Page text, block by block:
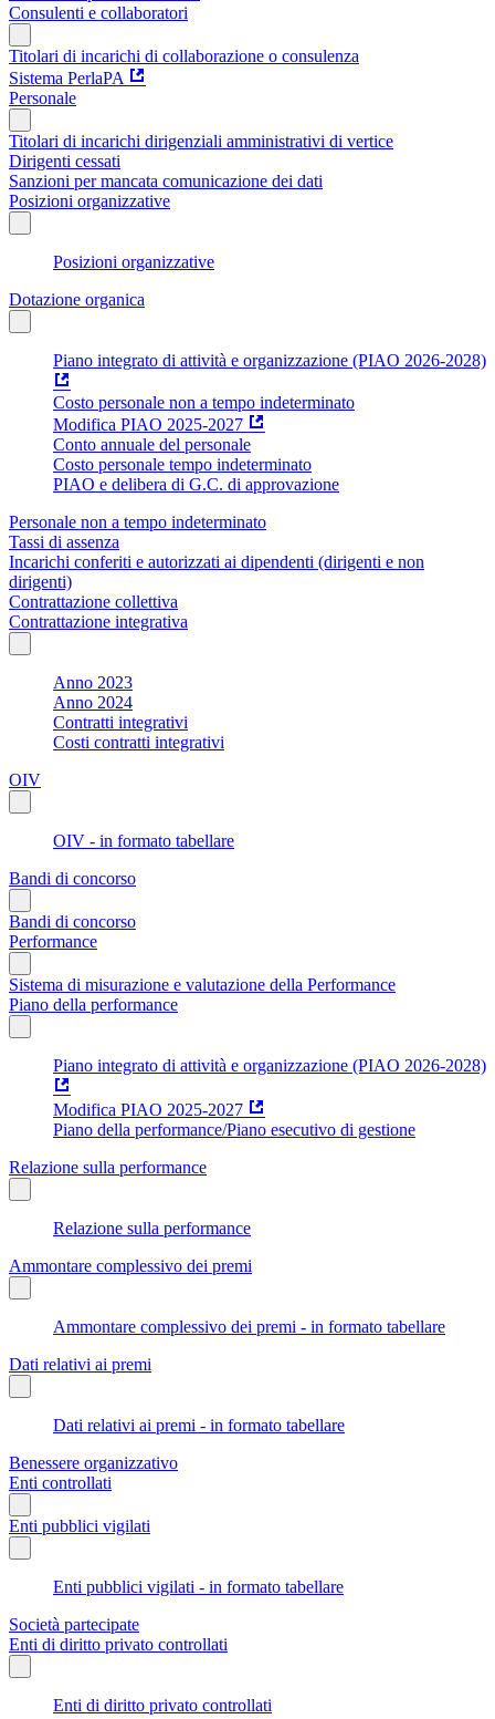
Consulenti e collaboratori
Titolari di incarichi di collaborazione o consulenza
Sistema PerlaPA
Personale
Titolari di incarichi dirigenziali amministrativi di vertice
Dirigenti cessati
Sanzioni per mancata comunicazione dei dati
Posizioni organizzative
Posizioni organizzative
Dotazione organica
Piano integrato di attività e organizzazione (PIAO 2026-2028)
Costo personale non a tempo indeterminato
Modifica PIAO 2025-2027
Conto annuale del personale
Costo personale tempo indeterminato
PIAO e delibera di G.C. di approvazione
Personale non a tempo indeterminato
Tassi di assenza
Incarichi conferiti e autorizzati ai dipendenti (dirigenti e non
dirigenti)
Contrattazione collettiva
Contrattazione integrativa
Anno 2023
Anno 2024
Contratti integrativi
Costi contratti integrativi
OIV
OIV - in formato tabellare
Bandi di concorso
Bandi di concorso
Performance
Sistema di misurazione e valutazione della Performance
Piano della performance
Piano integrato di attività e organizzazione (PIAO 2026-2028)
Modifica PIAO 2025-2027
Piano della performance/Piano esecutivo di gestione
Relazione sulla performance
Relazione sulla performance
Ammontare complessivo dei premi
Ammontare complessivo dei premi - in formato tabellare
Dati relativi ai premi
Dati relativi ai premi - in formato tabellare
Benessere organizzativo
Enti controllati
Enti pubblici vigilati
Enti pubblici vigilati - in formato tabellare
Società partecipate
Enti di diritto privato controllati
Enti di diritto privato controllati